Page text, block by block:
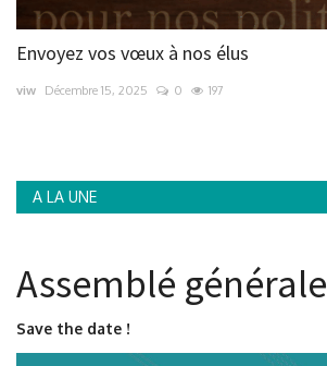
Nous soutenir
Membres
Envoyez vos vœux à nos élus
viw Décembre 15, 2025 0 197
A LA UNE
Assemblé générale
Save the date !